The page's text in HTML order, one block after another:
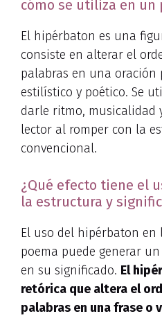
cómo se utiliza en un
El hipérbaton es una
consiste en alterar el
palabras en una oración
estilístico y poético. Se
darle ritmo, musicalidad
lector al romper con la
convencional.
¿Qué efecto tiene el
la estructura y
El uso del hipérbaton en
poema puede generar
en su significado. El
retórica que altera el
palabras en una frase o